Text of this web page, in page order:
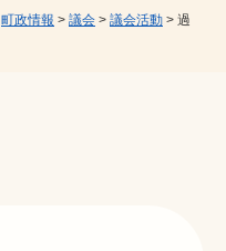
町政情報 > 議会 > 議会活動 > 過